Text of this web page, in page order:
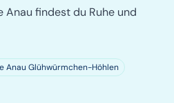
findest du Ruhe und
Anau Glühwürmchen-Höhlen